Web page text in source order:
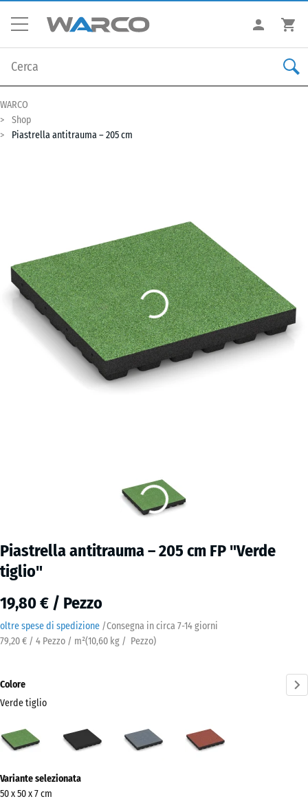
WARCO
Shop
Piastrella antitrauma – 205 cm
Piastrella antitrauma – 205 cm FP "Verde
tiglio"
19,80 € / Pezzo
oltre spese di spedizione /Consegna in circa 7-14 giorni
79,20 € / 4 Pezzo / m²(10,60 kg / Pezzo)
Colore
Verde tiglio
grafite
informazioni
sui
Variante selezionata
50 x 50 x 7 cm